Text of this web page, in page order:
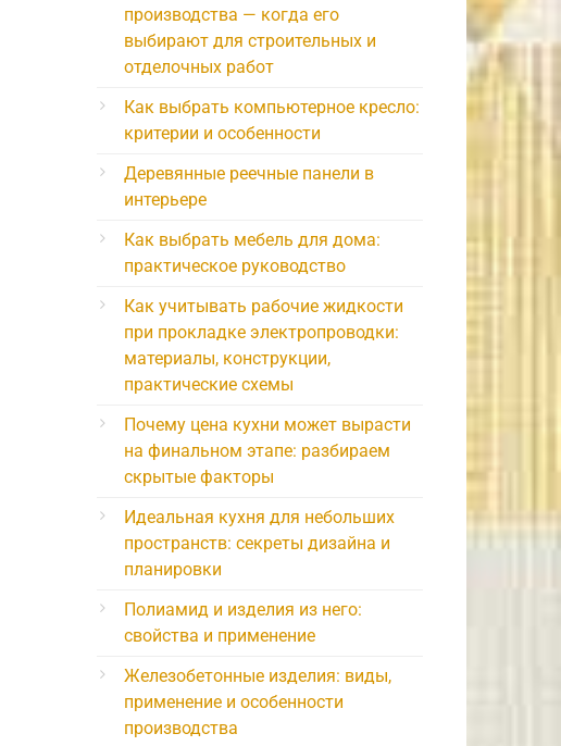
производства — когда его
выбирают для строительных и
отделочных работ
Как выбрать компьютерное кресло:
критерии и особенности
Деревянные реечные панели в
интерьере
Как выбрать мебель для дома:
практическое руководство
Как учитывать рабочие жидкости
при прокладке электропроводки:
материалы, конструкции,
практические схемы
Почему цена кухни может вырасти
на финальном этапе: разбираем
скрытые факторы
Идеальная кухня для небольших
пространств: секреты дизайна и
планировки
Полиамид и изделия из него:
свойства и применение
Железобетонные изделия: виды,
применение и особенности
производства